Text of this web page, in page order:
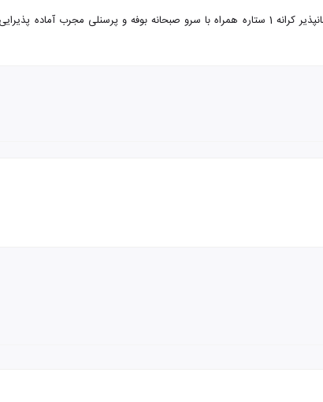
تور مشهد از بوشهر مهمانپذیر کرانه با تضمین بهترین قیمت. مهمانپذیر کرانه 1 ستاره همراه